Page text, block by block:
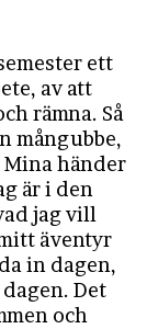
ett
av att
rämna. Så
mångubbe,
händer
är i den
jag vill
äventyr
in dagen,
Det
och